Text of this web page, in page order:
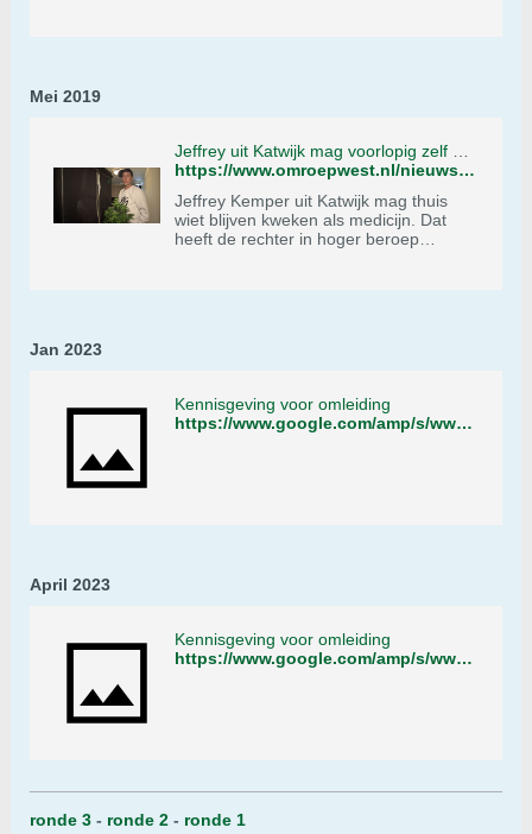
Mei 2019
https://www.omroepwest.nl/nieuws/3848687/jeffrey-uit-katwijk-mag-voorlopig-zelf-medicinale-wiet-kweken
Jeffrey Kemper uit Katwijk mag thuis
wiet blijven kweken als medicijn. Dat
heeft de rechter in hoger beroep
Jan 2023
Kennisgeving voor omleiding
https://www.google.com/amp/s/www.omroepwest.nl/amp/nieuws/4677133/politie-rolt-legale-hennepkwekerij-van-jeffrey-op
April 2023
Kennisgeving voor omleiding
https://www.google.com/amp/s/www.omroepwest.nl/amp/nieuws/4702791/autistische-jeffrey-krijgt-gelijk-van-gerechtshof-en-mag-medicinale-wiet-kweken
ronde 3 - ronde 2 - ronde 1